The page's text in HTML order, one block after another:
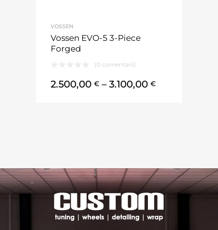
VOSSEN
Vossen EVO-5 3-Piece
Forged
(0 comentarii)
2.500,00 € – 3.100,00 €